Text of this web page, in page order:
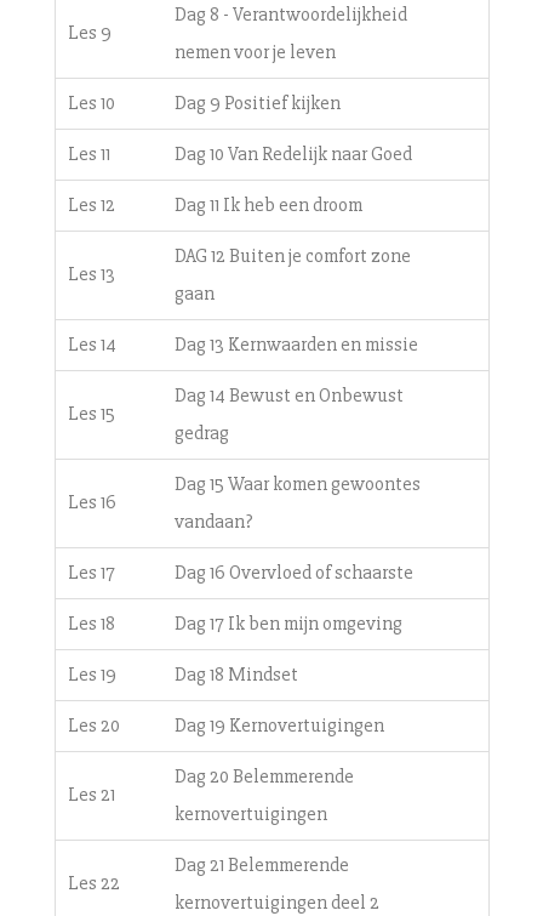
Les 9
Dag 8 - Verantwoordelijkheid
nemen voor je leven
Les 10 Dag 9 Positief kijken
Les 11 Dag 10 Van Redelijk naar Goed
Les 12 Dag 11 Ik heb een droom
Les 13
DAG 12 Buiten je comfort zone
gaan
Les 14 Dag 13 Kernwaarden en missie
Les 15
Dag 14 Bewust en Onbewust
gedrag
Les 16
Dag 15 Waar komen gewoontes
vandaan?
Les 17 Dag 16 Overvloed of schaarste
Les 18 Dag 17 Ik ben mijn omgeving
Les 19 Dag 18 Mindset
Les 20 Dag 19 Kernovertuigingen
Les 21
Dag 20 Belemmerende
kernovertuigingen
Les 22
Dag 21 Belemmerende
kernovertuigingen deel 2